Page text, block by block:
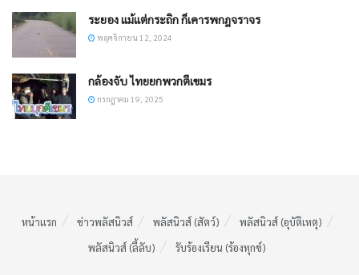
ระยอง แม้แต่กระถิก ก็เคารพกฎจราจร
พฤศจิกายน 12, 2024
กล้องจับ ไทยยกพวกตีเขมร
กรกฎาคม 19, 2025
หน้าแรก ข่าวพลัสนิวส์ พลัสนิวส์ (สัตว์)
พลัสนิวส์ (อุบัติเหตุ)
พลัสนิวส์ (ลี้ลับ)
รับร้องเรียน (ร้องทุกข์)